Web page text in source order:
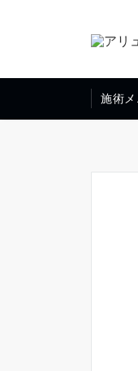
施術